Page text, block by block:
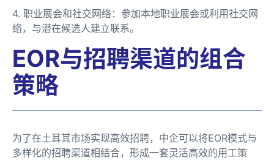
4. 职业展会和社交网络：参加本地职业展会或利用社交网
络，与潜在候选人建立联系。
EOR与招聘渠道的组合
策略
为了在土耳其市场实现高效招聘，中企可以将EOR模式与
多样化的招聘渠道相结合，形成一套灵活高效的用工策